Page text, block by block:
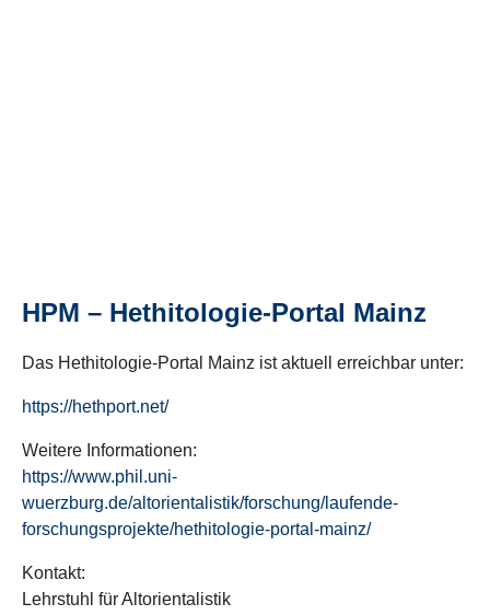
HPM – Hethitologie-Portal Mainz
Das Hethitologie-Portal Mainz ist aktuell erreichbar unter:
https://hethport.net/
Weitere Informationen:
https://www.phil.uni-
wuerzburg.de/altorientalistik/forschung/laufende-
forschungsprojekte/hethitologie-portal-mainz/
Kontakt:
Lehrstuhl für Altorientalistik